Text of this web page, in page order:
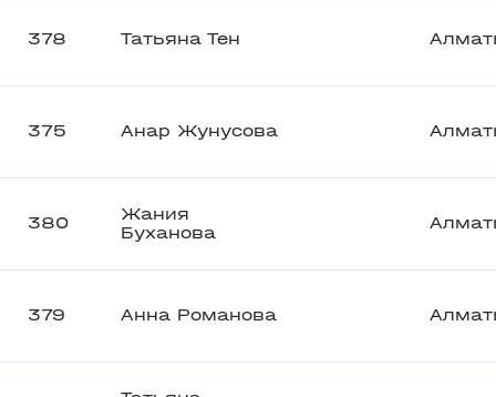
378 Татьяна Тен
375 Анар Жунусова
380
Жания
Буханова
379 Анна Романова